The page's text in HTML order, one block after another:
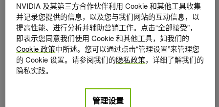
分校的计算机工程学士学位和硕士学位。他的研究领域包括
计算机视觉和 3D 重建。
NVIDIA 及其第三方合作伙伴利用 Cookie 和其他工具收集
并记录您提供的信息，以及您与我们网站的互动信息，以
提高性能、进行分析并辅助营销工作。点击“全部接受”，
即表示您同意我们使用 Cookie 和其他工具，如我们的
Cookie 政策中所述。您可以通过点击“管理设置”来管理您
的 Cookie 设置。请参阅我们的隐私政策，详细了解我们的
隐私实践。
管理设置